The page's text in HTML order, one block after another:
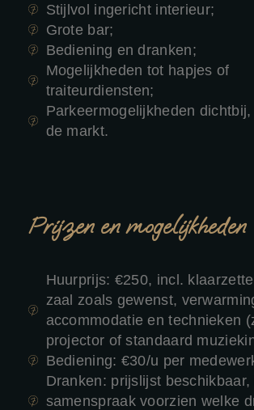
Stijlvol ingericht interieur;
Grote bar;
Bediening en dranken;
Mogelijkheden tot hapjes of
traiteurdiensten;
Parkeermogelijkheden
de markt.
Prijzen en mogelijkheden
Huurprijs: €250, incl.
zaal zoals gewenst,
accommodatie en technieken
projector of standaard
Bediening: €30/u per
Dranken: prijslijst beschikbaar,
samenspraak voorzien welke